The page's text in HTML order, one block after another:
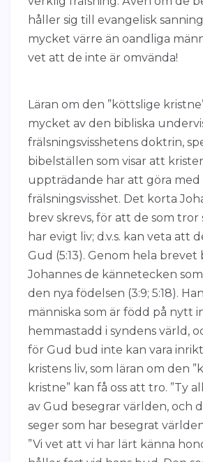
håller sig till evangelisk
mycket värre än oandliga
vet att de inte är omvända!
Läran om den ”köttslige
mycket av den bibliska
frälsningsvisshetens doktrin,
bibelställen som visar att
uppträdande har att göra med
frälsningsvisshet. Det korta
brev skrevs, för att de som tror
har evigt liv; d.v.s. kan veta att
Gud (5:13). Genom hela brevet
Johannes de kännetecken
den nya födelsen (3:9; 5:18).
människa som är född på nytt
hemmastadd i syndens värld,
för Gud bud inte kan vara
kristens liv, som läran om den
kristne” kan få oss att tro. ”Ty
av Gud besegrar världen, och
seger som har besegrat
”Vi vet att vi har lärt känna